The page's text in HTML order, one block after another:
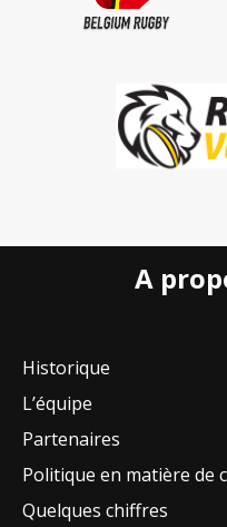
A
Historique
L’équipe
Partenaires
Politique en matière de
Quelques chiffres